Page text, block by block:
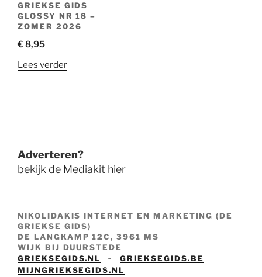
GRIEKSE GIDS
GLOSSY NR 18 –
ZOMER 2026
€ 8,95
Lees verder
Adverteren?
bekijk de Mediakit hier
NIKOLIDAKIS INTERNET EN MARKETING (DE
GRIEKSE GIDS)
DE LANGKAMP 12C, 3961 MS
WIJK BIJ DUURSTEDE
GRIEKSEGIDS.NL
-GRIEKSEGIDS.BE
MIJNGRIEKSEGIDS.NL